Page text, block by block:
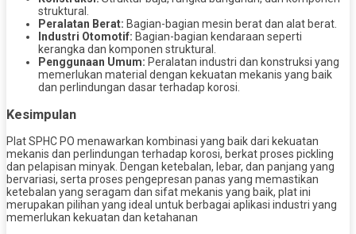
struktural.
Peralatan Berat: Bagian-bagian mesin berat dan alat berat.
Industri Otomotif: Bagian-bagian kendaraan seperti
kerangka dan komponen struktural.
Penggunaan Umum: Peralatan industri dan konstruksi yang
memerlukan material dengan kekuatan mekanis yang baik
dan perlindungan dasar terhadap korosi.
Kesimpulan
Plat SPHC PO menawarkan kombinasi yang baik dari kekuatan
mekanis dan perlindungan terhadap korosi, berkat proses pickling
dan pelapisan minyak. Dengan ketebalan, lebar, dan panjang yang
bervariasi, serta proses pengepresan panas yang memastikan
ketebalan yang seragam dan sifat mekanis yang baik, plat ini
merupakan pilihan yang ideal untuk berbagai aplikasi industri yang
memerlukan kekuatan dan ketahanan